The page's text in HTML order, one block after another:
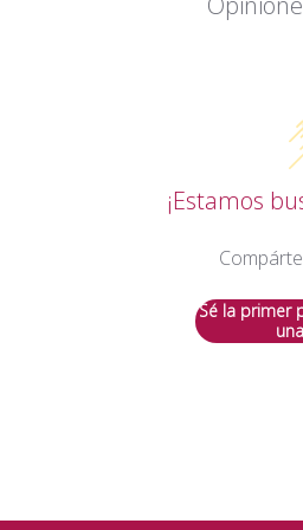
¡Estamos
Sé la primer